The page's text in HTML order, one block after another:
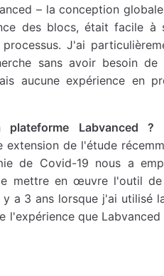
– la conception
des blocs, était facile à
J'ai
sans avoir besoin
aucune expérience en
plateforme Labvanced ?
de l'étude
de Covid-19 nous a
mettre en œuvre l'outil
a 3 ans lorsque j'ai utilisé
l'expérience que